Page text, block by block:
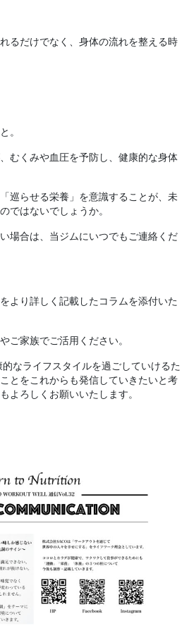
るだけでなく、身体の流れを整える時
。
むくみや血圧を予防し、健康的な身体
巡らせる栄養」を意識することが、未
ではないでしょうか。
場合は、当ジムにいつでもご連絡くだ
より詳しく記載したコラムを添付いた
ご家族でご活用ください。
なライフスタイルを過ごしていけるた
とをこれからも発信していきたいと考
よろしくお願いいたします。